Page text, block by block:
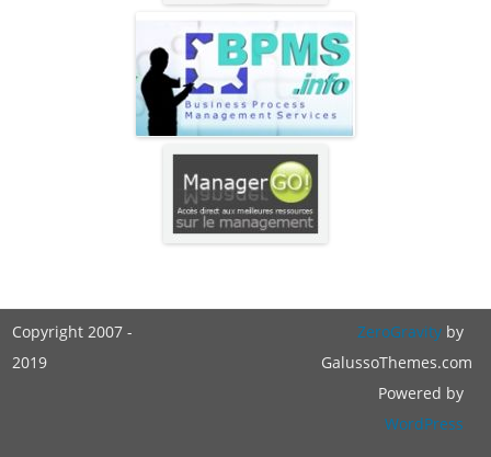
Copyright 2007 -
2019
ZeroGravityby
GalussoThemes.com
Powered by
WordPress